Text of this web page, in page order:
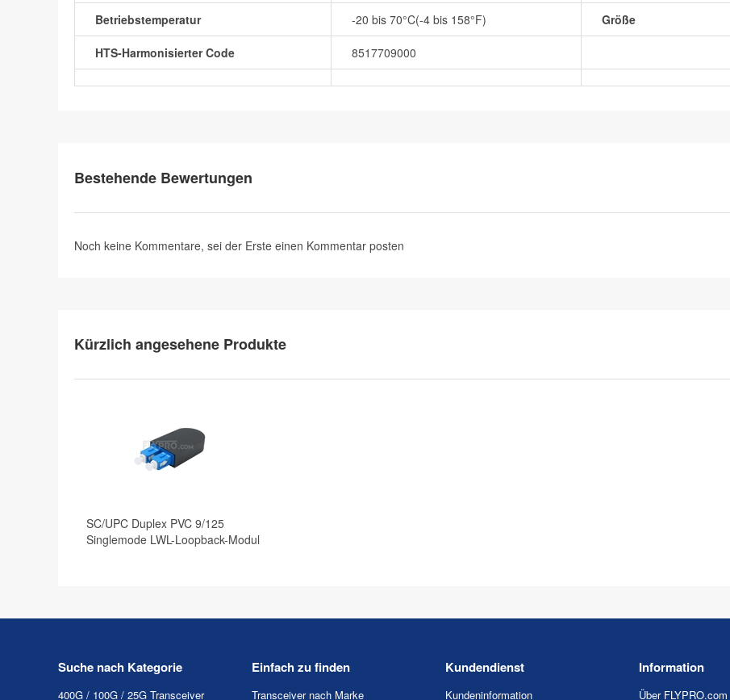
Betriebstemperatur -20 bis 70°C(-4 bis 158°F) Größe
HTS-Harmonisierter Code 8517709000
Bestehende Bewertungen
Noch keine Kommentare, sei der Erste einen Kommentar posten
Kürzlich angesehene Produkte
SC/UPC Duplex PVC 9/125
Singlemode LWL-Loopback-Modul
Suche nach Kategorie
400G / 100G / 25G Transceiver
Einfach zu finden
Transceiver nach Marke
Kundendienst
Kundeninformation
Information
Über FLYPRO.com